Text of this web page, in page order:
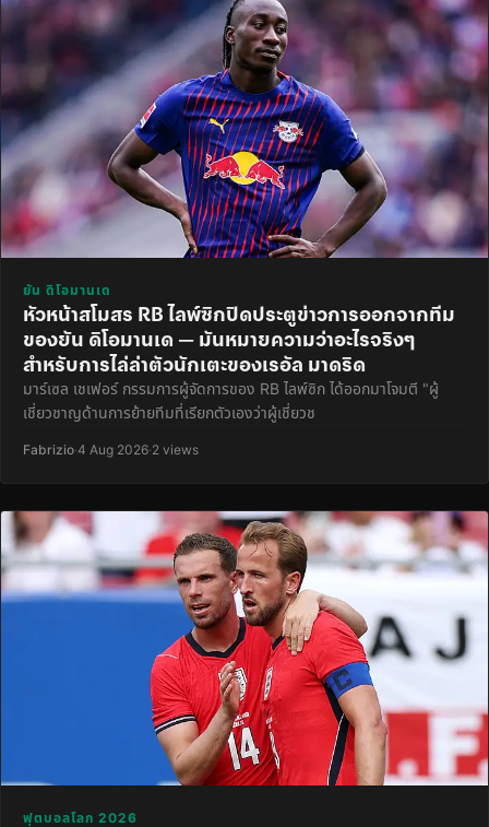
ยัน ดิโอมานเด
หัวหน้าสโมสร RB ไลพ์ซิกปิดประตูข่าวการออกจากทีม
ของยัน ดิโอมานเด — มันหมายความว่าอะไรจริงๆ
สำหรับการไล่ล่าตัวนักเตะของเรอัล มาดริด
มาร์เซล เชเฟอร์ กรรมการผู้จัดการของ RB ไลพ์ซิก ได้ออกมาโจมตี "ผู้
เชี่ยวชาญด้านการย้ายทีมที่เรียกตัวเองว่าผู้เชี่ยวช
Fabrizio·4 Aug 2026·2 views
ฟุตบอลโลก 2026